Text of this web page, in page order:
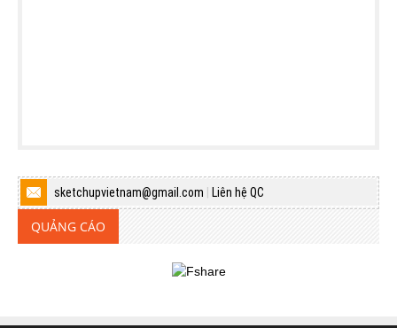
sketchupvietnam@gmail.com Liên hệ QC
QUẢNG CÁO